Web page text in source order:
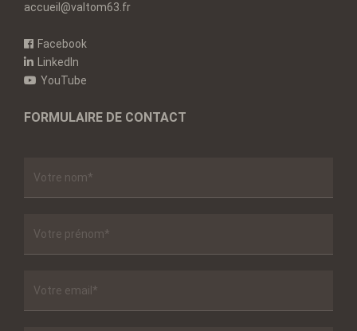
accueil@valtom63.fr
Facebook
LinkedIn
YouTube
FORMULAIRE DE CONTACT